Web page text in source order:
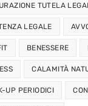
TUTELA
LEGALE
BENESSERE
CALAMITÀ
UP PERIODICI